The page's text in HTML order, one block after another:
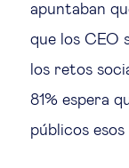
apuntaban
que los CEO
los retos
81% espera
públicos esos